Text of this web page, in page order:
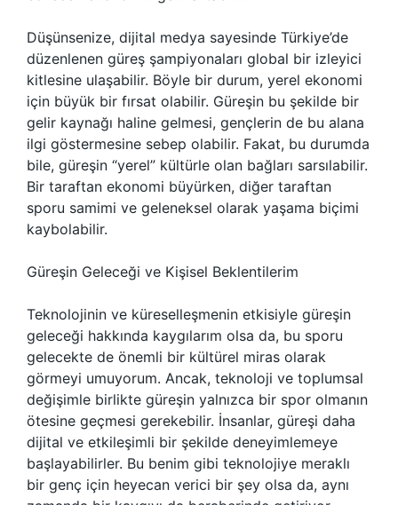
Düşünsenize, dijital medya sayesinde Türkiye’de
düzenlenen güreş şampiyonaları global bir izleyici
kitlesine ulaşabilir. Böyle bir durum, yerel ekonomi
için büyük bir fırsat olabilir. Güreşin bu şekilde bir
gelir kaynağı haline gelmesi, gençlerin de bu alana
ilgi göstermesine sebep olabilir. Fakat, bu durumda
bile, güreşin “yerel” kültürle olan bağları sarsılabilir.
Bir taraftan ekonomi büyürken, diğer taraftan
sporu samimi ve geleneksel olarak yaşama biçimi
kaybolabilir.
Güreşin Geleceği ve Kişisel Beklentilerim
Teknolojinin ve küreselleşmenin etkisiyle güreşin
geleceği hakkında kaygılarım olsa da, bu sporu
gelecekte de önemli bir kültürel miras olarak
görmeyi umuyorum. Ancak, teknoloji ve toplumsal
değişimle birlikte güreşin yalnızca bir spor olmanın
ötesine geçmesi gerekebilir. İnsanlar, güreşi daha
dijital ve etkileşimli bir şekilde deneyimlemeye
başlayabilirler. Bu benim gibi teknolojiye meraklı
bir genç için heyecan verici bir şey olsa da, aynı